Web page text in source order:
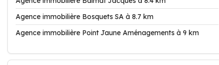
Agence immobilière Bosquets SA à 8.7 km
Agence immobilière Point Jaune Aménagements à 9 km